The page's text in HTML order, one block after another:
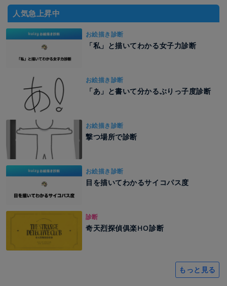
人気急上昇中
お絵描き診断
「私」と描いてわかる女子力診断
お絵描き診断
「あ」と書いて分かるぶりっ子度診断
お絵描き診断
撃つ場所で診断
お絵描き診断
目を描いてわかるサイコパス度
診断
奇天烈探偵俱楽HO診断
もっと見る